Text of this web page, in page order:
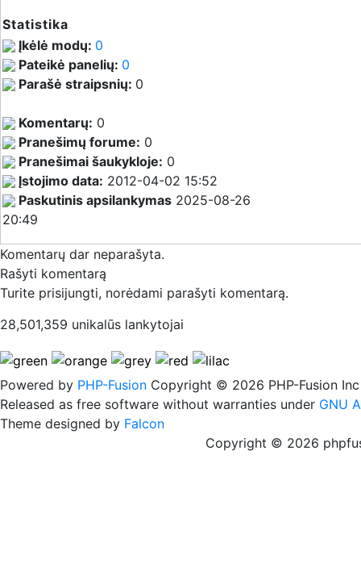
Statistika
Įkėlė modų: 0
Pateikė panelių: 0
Parašė straipsnių: 0
Komentarų: 0
Pranešimų forume: 0
Pranešimai šaukykloje: 0
Įstojimo data: 2012-04-02 15:52
Paskutinis apsilankymas 2025-08-26
20:49
Komentarų dar neparašyta.
Rašyti komentarą
Turite prisijungti, norėdami parašyti komentarą.
28,501,359 unikalūs lankytojai
Powered by PHP-Fusion Copyright © 2026 PHP-Fusion Inc
Released as free software without warranties under GNU
Theme designed by Falcon
Copyright © 2026